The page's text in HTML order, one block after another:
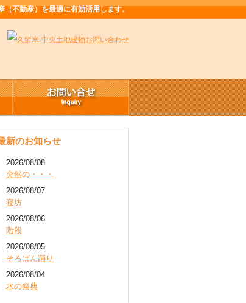
不動産）を最適に有効活用します。
新のお知らせ
2026/08/08
突然の・・・
2026/08/07
寝坊
2026/08/06
階段
2026/08/05
そろばん踊り
2026/08/04
水の祭典